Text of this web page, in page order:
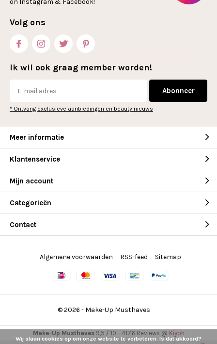
on Instagram & Facebook!
Volg ons
Ik wil ook graag member worden!
Abonneer
* Ontvang exclusieve aanbiedingen en beauty nieuws
Meer informatie
Klantenservice
Mijn account
Categorieën
Contact
© 2026 - Make-Up Musthaves
Algemene voorwaarden RSS-feed Sitemap
Make-Up Musthaves9,5 / 10 - 4176 Reviews @ Kiyoh
Wij slaan cookies op om onze website te verbeteren. Is dat akkoord?